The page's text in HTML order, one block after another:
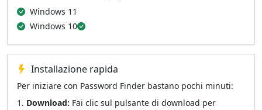
Windows 11
Windows 10
Installazione rapida
Per iniziare con Password Finder bastano pochi minuti:
Download: Fai clic sul pulsante di download per